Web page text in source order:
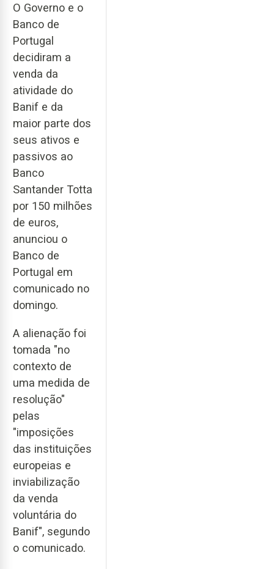
O Governo e o
Banco de
Portugal
decidiram a
venda da
atividade do
Banif e da
maior parte dos
seus ativos e
passivos ao
Banco
Santander Totta
por 150 milhões
de euros,
anunciou o
Banco de
Portugal em
comunicado no
domingo.
A alienação foi
tomada "no
contexto de
uma medida de
resolução"
pelas
"imposições
das instituições
europeias e
inviabilização
da venda
voluntária do
Banif", segundo
o comunicado.